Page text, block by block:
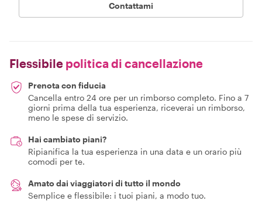
Contattami
Flessibile politica di cancellazione
Prenota con fiducia
Cancella entro 24 ore per un rimborso completo. Fino a 7
giorni prima della tua esperienza, riceverai un rimborso,
meno le spese di servizio.
Hai cambiato piani?
Ripianifica la tua esperienza in una data e un orario più
comodi per te.
Amato dai viaggiatori di tutto il mondo
Semplice e flessibile: i tuoi piani, a modo tuo.